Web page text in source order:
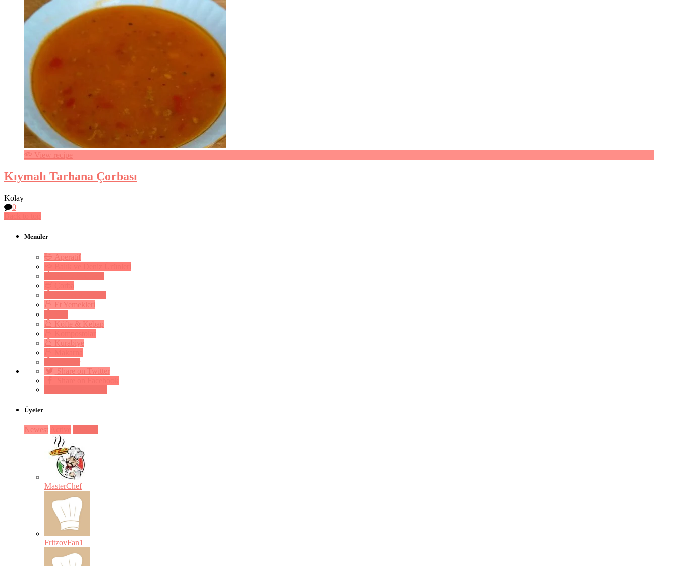
View recipe
Kıymalı Tarhana Çorbası
Kolay
0
Menüler
Aperatif
Et Yemekleri
Köfte & Kebap
Kurabiye
Share on Twitter
Üyeler
Newest
MasterChef
FritzovFan1